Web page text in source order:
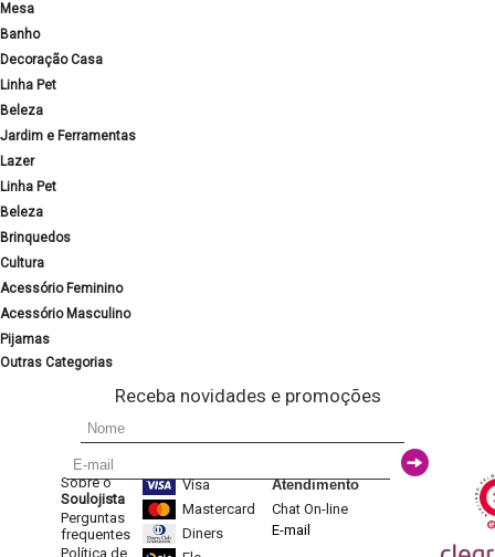
Mesa
Banho
Decoração Casa
Linha Pet
Beleza
Jardim e Ferramentas
Lazer
Linha Pet
Beleza
Brinquedos
Cultura
Acessório Feminino
Acessório Masculino
Pijamas
Outras Categorias
Receba novidades e promoções
Sobre o
Soulojista
Perguntas
frequentes
Política de
Visa
Mastercard
Diners
Atendimento
Chat On-line
E-mail